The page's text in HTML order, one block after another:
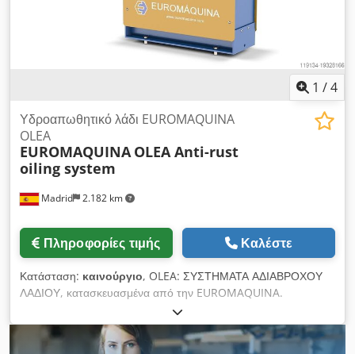
1 /4
Madrid 2.182 km
Υδροαπωθητικό λάδι EUROMAQUINA
OLEA
EUROMAQUINA OLEA Anti-rust
oiling system
Πληροφορίες τιμής Καλέστε
Κατάσταση: καινούργιο, OLEA: ΣΥΣΤΗΜΑΤΑ ΑΔΙΑΒΡΟΧΟΥ
ΛΑΔΙΟΥ, κατασκευασμένα από την EUROMAQUINA.
Μεμονωμένη λίπανση ή σε συσκευασίες. Πλήρες σύστημα
λίπανσης. 1. Πλήρης έλεγχος: Στάθμη, πίεση και ρυθμός ροής
Βέλτιστο για οποιαδήποτε διάμετρο και ταχύτητα παραγωγής